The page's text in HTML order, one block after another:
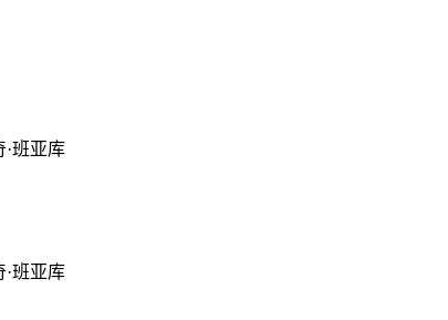
·班亚库
·班亚库